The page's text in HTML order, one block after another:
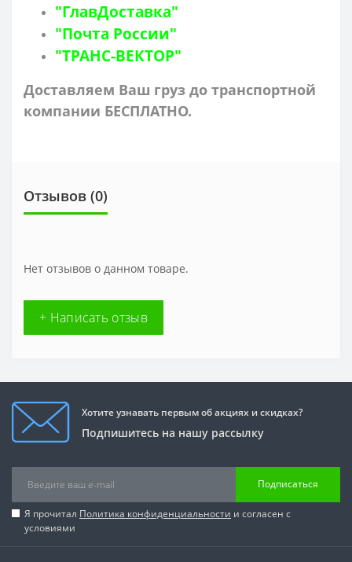
"ГлавДоставка"
"Почта России"
"ТРАНС-ВЕКТОР"
Доставляем Ваш груз до транспортной
компании БЕСПЛАТНО.
Отзывов (0)
Нет отзывов о данном товаре.
+ Написать отзыв
Хотите узнавать первым об акциях и скидках?
Подпишитесь на нашу рассылку
Подписаться
Я прочитал Политика конфиденциальности и согласен с
условиями